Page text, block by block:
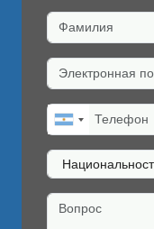
Фамилия
Электронная почта
Телефон
Национальность
Вопрос